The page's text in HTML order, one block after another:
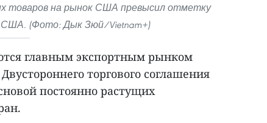
товаров на рынок США превысил отметку
США. (Фото: Дык Зюй/Vietnam+)
главным экспортным рынком
торгового соглашения
постоянно растущих